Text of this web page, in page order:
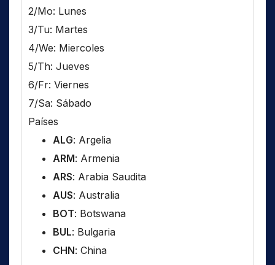
2/Mo: Lunes
3/Tu: Martes
4/We: Miercoles
5/Th: Jueves
6/Fr: Viernes
7/Sa: Sábado
Países
ALG: Argelia
ARM: Armenia
ARS: Arabia Saudita
AUS: Australia
BOT: Botswana
BUL: Bulgaria
CHN: China